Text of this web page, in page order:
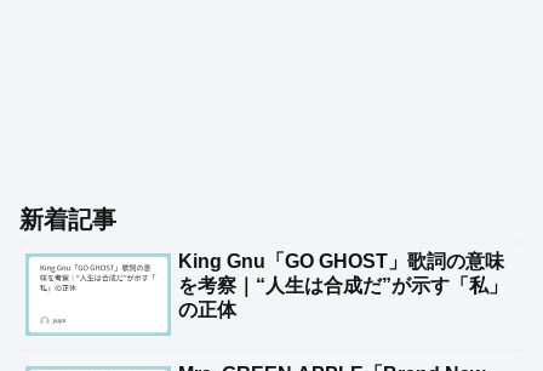
新着記事
King Gnu「GO GHOST」歌詞の意味
を考察｜“人生は合成だ”が示す「私」
の正体